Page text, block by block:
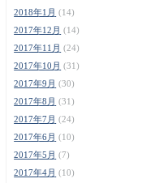
2018年1月 (14)
2017年12月 (14)
2017年11月 (24)
2017年10月 (31)
2017年9月 (30)
2017年8月 (31)
2017年7月 (24)
2017年6月 (10)
2017年5月 (7)
2017年4月 (10)